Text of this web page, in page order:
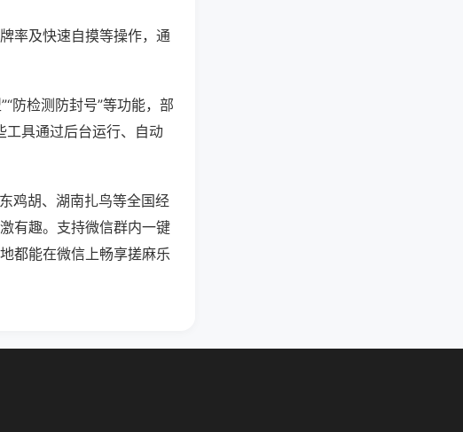
率及快速自摸等操作，通
防检测防封号”等功能，部
工具通过后台运行、自动
鸡胡、湖南扎鸟等全国经
有趣。支持微信群内一键
都能在微信上畅享搓麻乐